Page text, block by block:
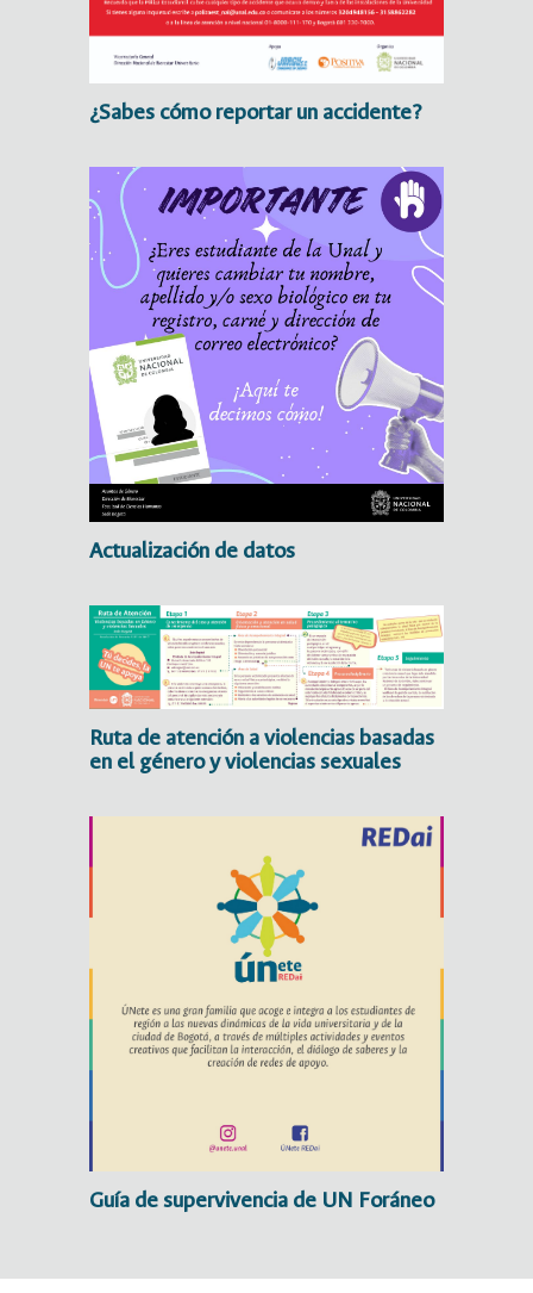
¿Sabes cómo reportar un accidente?
Actualización de datos
Ruta de atención a violencias basadas
en el género y violencias sexuales
Guía de supervivencia de UN Foráneo